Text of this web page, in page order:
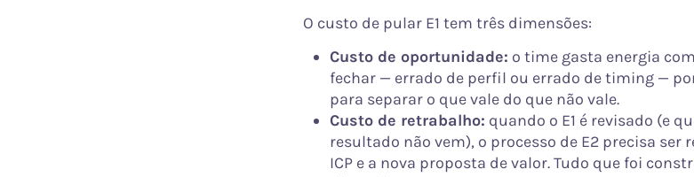
O custo de pular E1 tem três dimensões:
Custo de oportunidade: o time gasta energia
fechar — errado de perfil ou errado de timing —
para separar o que vale do que não vale.
Custo de retrabalho: quando o E1 é revisado (e
resultado não vem), o processo de E2 precisa ser
ICP e a nova proposta de valor. Tudo que foi